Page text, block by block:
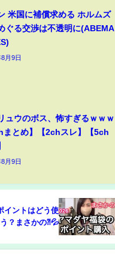
米国に補償求める ホルムズ
ぐる交渉は不透明に(ABEMA
月9日
ュウのボス、怖すぎるｗｗｗ
まとめ】【2chスレ】【5ch
月9日
イントはどう使
う？まさかの⁈💦